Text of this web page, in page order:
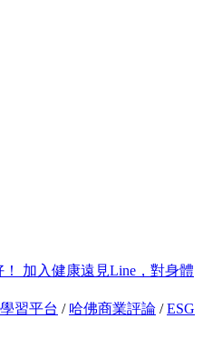
加入健康遠見Line，對身體
習平台 / 哈佛商業評論 /ESG